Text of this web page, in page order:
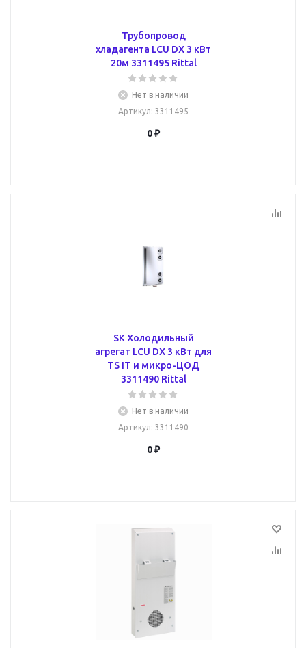
Трубопровод
хладагента LCU DX 3 кВт
20м 3311495 Rittal
Нет в наличии
Артикул: 3311495
0 ₽
SK Холодильный
агрегат LCU DX 3 кВт для
TS IT и микро-ЦОД
3311490 Rittal
Нет в наличии
Артикул: 3311490
0 ₽